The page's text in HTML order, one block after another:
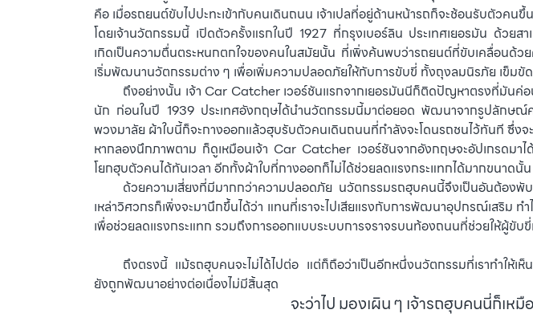
คือ เมื่อรถยนต์ขับไปปะทะเข้ากับคนเดินถนน เจ้าเปลที่อยู่ด้านหน้ารถก็จะช้อนรับตัวคน
โดยเจ้านวัตกรรมนี้ เปิดตัวครั้งแรกในปี 1927 ที่กรุงเบอร์ลิน ประเทศเยอรมัน ด้วย
เกิดเป็นความตื่นตระหนกตกใจของคนในสมัยนั้น ที่เพิ่งค้นพบว่ารถยนต์ที่ขับเคลื่อนด้ว
เริ่มพัฒนานวัตกรรมต่าง ๆ เพื่อเพิ่มความปลอดภัยให้กับการขับขี่ ทั้งถุงลมนิรภัย เข็
⠀⠀⠀ถึงอย่างนั้น เจ้า Car Catcher เวอร์ชันแรกจากเยอรมันนีก็ติดปัญหาตรงที่มัน
นัก ก่อนในปี 1939 ประเทศอังกฤษได้นำนวัตกรรมนี้มาต่อยอด พัฒนาจากรูปลักษณ์ค
พวงมาลัย ผ้าใบนี้ก็จะกางออกแล้วฮุบรับตัวคนเดินถนนที่กำลังจะโดนรถชนไว้ทันที ซึ่งจ
หากลองนึกภาพตาม ก็ดูเหมือนเจ้า Car Catcher เวอร์ชันจากอังกฤษจะอัปเกรด
โยกฮุบตัวคนได้ทันเวลา อีกทั้งผ้าใบที่กางออกก็ไม่ได้ช่วยลดแรงกระแทกได้มากขนาด
⠀⠀⠀ด้วยความเสี่ยงที่มีมากกว่าความปลอดภัย นวัตกรรมรถฮุบคนนี้จึงเป็นอันต้อง
เหล่าวิศวกรก็เพิ่งจะมานึกขึ้นได้ว่า แทนที่เราจะไปเสียแรงกับการพัฒนาอุปกรณ์เสริม
เพื่อช่วยลดแรงกระแทก รวมถึงการออกแบบระบบการจราจรบนท้องถนนที่ช่วยให้ผู้ขับ
⠀⠀⠀ถึงตรงนี้ แม้รถฮุบคนจะไม่ได้ไปต่อ แต่ก็ถือว่าเป็นอีกหนึ่งนวัตกรรมที่เราทำให้
ยังถูกพัฒนาอย่างต่อเนื่องไม่มีสิ้นสุด
จะว่าไป มองเผิน ๆ เจ้ารถฮุบคนนี่ก็เ